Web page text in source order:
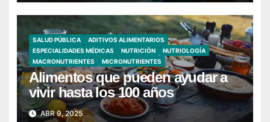
SALUD PÚBLICA
ADITIVOS ALIMENTARIOS
ESPECIALIDADES MÉDICAS
NUTRICIÓN
NUTRIOLOGÍA
MACRONUTRIENTES
MICRONUTRIENTES
Alimentos que pueden ayudar a
vivir hasta los 100 años
ABR 9, 2025